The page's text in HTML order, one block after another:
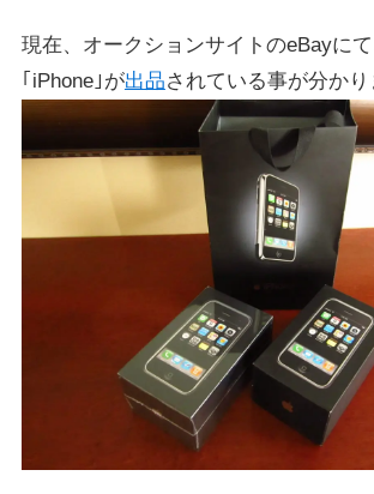
現在、オークションサイトのeBayに
｢iPhone｣が出品されている事が分かり